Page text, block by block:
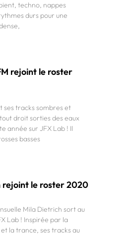
techno, nappes
durs pour une
rejoint le roster
ses tracks sombres et
droit sorties des eaux
année sur JFX Lab ! Il
basses
rejoint le roster 2020
Mila Dietrich sort au
Lab ! Inspirée par la
et la trance, ses tracks au